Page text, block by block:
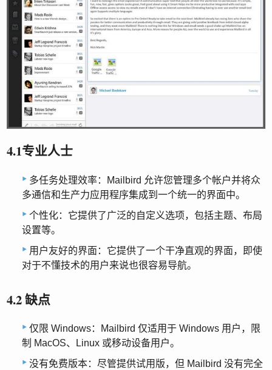
4.1专业人士
多任务处理效率：Mailbird 允许您管理多个帐户并将众
多通信和生产力应用程序集成到一个统一的界面中。
个性化：它提供了广泛的自定义选项，包括主题、布局
设置等。
用户友好的界面：它提供了一个干净直观的界面，即使
对于不懂技术的用户来说也很容易导航。
4.2 缺点
仅限 Windows：Mailbird 仅适用于 Windows 用户，限
制 MacOS、Linux 或移动设备用户。
没有免费版本：尽管提供试用版，但 Mailbird 没有完全